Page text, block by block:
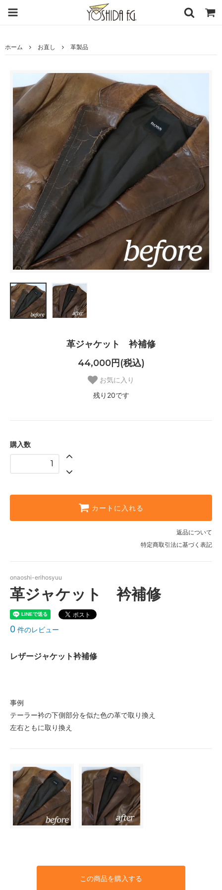
ホーム お直し 革製品
革ジャケット 衿補修
44,000円(税込)
お気に入り
残り20です
購入数
カートに入れる
返品について
特定商取引法に基づく表記
onaoshi-erihosyuu
革ジャケット 衿補修
0 件のレビュー
レザージャケット衿補修
事例
テーラー衿の下側部分を似た色の革で取り換え
左右ともに取り換え
この商品を購入する